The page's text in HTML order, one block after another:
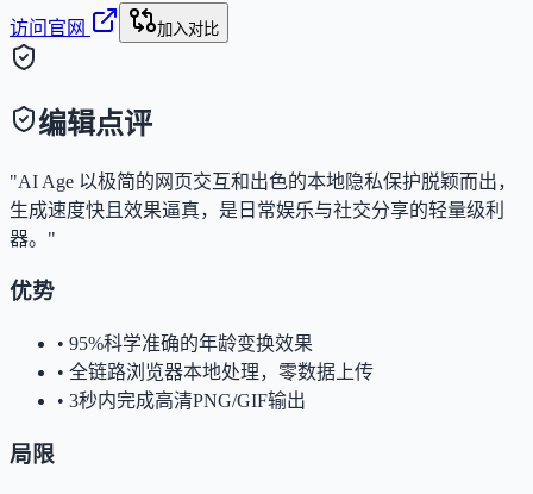
访问官网 加入对比
编辑点评
"AI Age 以极简的网页交互和出色的本地隐私保护脱颖而出，
生成速度快且效果逼真，是日常娱乐与社交分享的轻量级利
器。"
优势
• 95%科学准确的年龄变换效果
• 全链路浏览器本地处理，零数据上传
• 3秒内完成高清PNG/GIF输出
局限